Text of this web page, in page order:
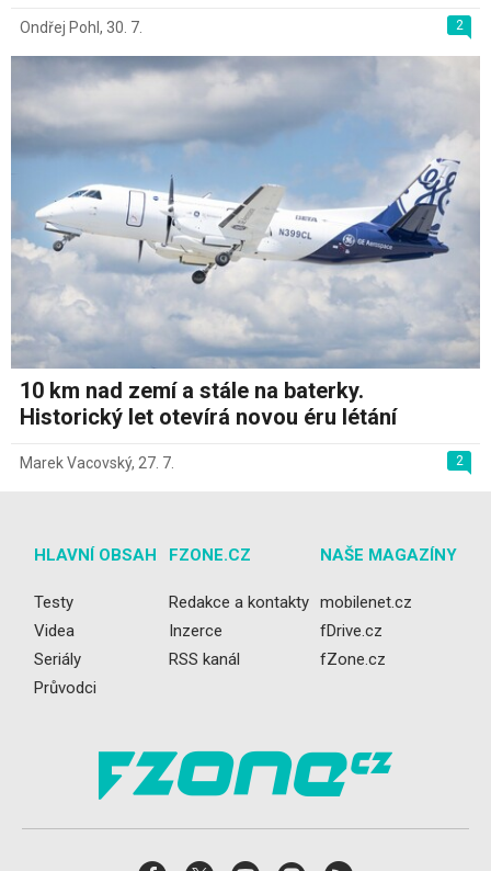
2
Ondřej Pohl , 30. 7.
10 km nad zemí a stále na baterky.
Historický let otevírá novou éru létání
2
Marek Vacovský, 27. 7.
HLAVNÍ OBSAH
Testy
Videa
Seriály
Průvodci
FZONE.CZ
Redakce a kontakty
Inzerce
RSS kanál
NAŠE MAGAZÍNY
mobilenet.cz
fDrive.cz
fZone.cz